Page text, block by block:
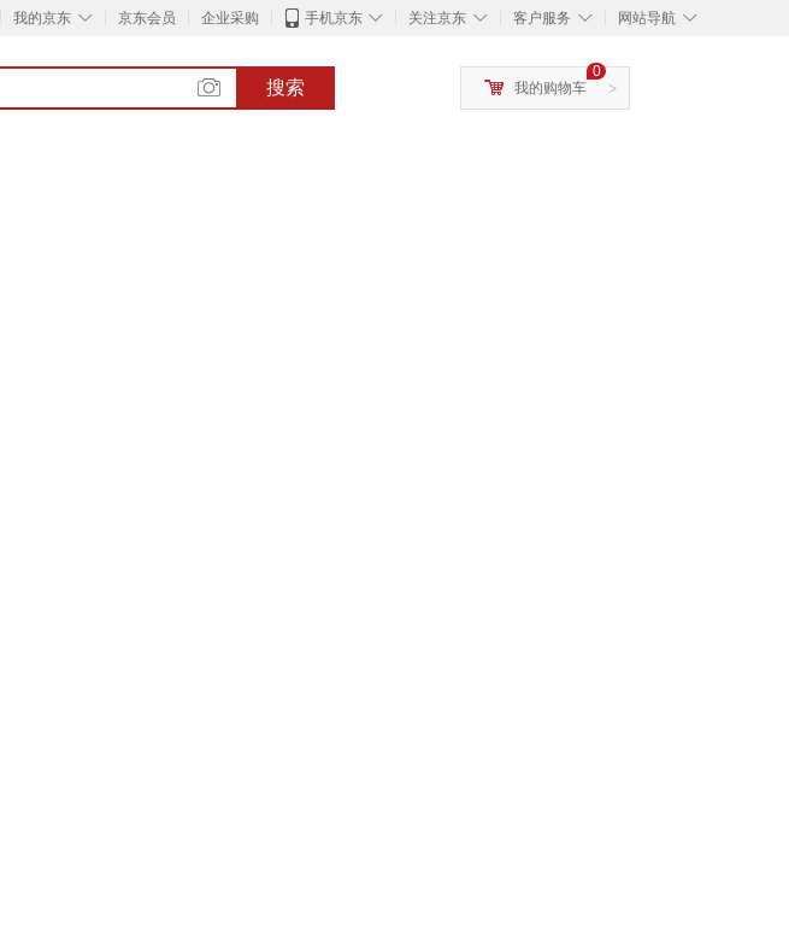
◇
我的京东 京东会员 企业采购 ◇
手机京东 ◇
关注京东 ◇
客户服务 ◇
网站导航
搜索 >
0
我的购物车